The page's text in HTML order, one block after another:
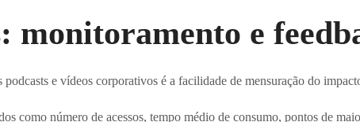
monitoramento e
e vídeos corporativos é a facilidade de mensuração do
como número de acessos, tempo médio de consumo, pontos de